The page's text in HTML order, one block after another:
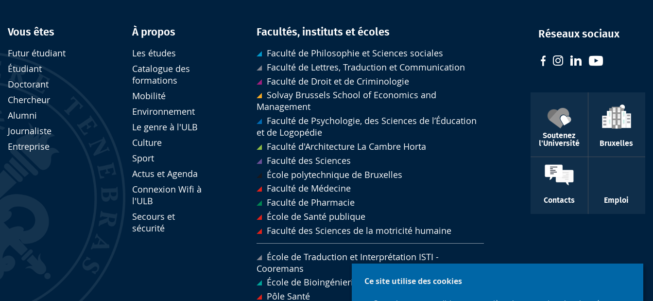
Ce site utilise des cookies
Vous êtes
Futur étudiant
Étudiant
Doctorant
Chercheur
Alumni
Journaliste
Entreprise
À propos
Les études
Catalogue des
formations
Mobilité
Environnement
Le genre à l'ULB
Culture
Sport
Actus et Agenda
Connexion Wifi à
l'ULB
Secours et
sécurité
Facultés, instituts et écoles
Faculté de Philosophie et Sciences sociales
Faculté de Lettres, Traduction et Communication
Faculté de Droit et de Criminologie
Solvay Brussels School of Economics and
Management
Faculté de Psychologie, des Sciences de l’Éducation
et de Logopédie
Faculté d'Architecture La Cambre Horta
Faculté des Sciences
École polytechnique de Bruxelles
Faculté de Médecine
Faculté de Pharmacie
École de Santé publique
Faculté des Sciences de la motricité humaine
École de Traduction et Interprétation ISTI -
Cooremans
École de Bioingénierie de Bruxelles
Pôle Santé
Réseaux sociaux
Soutenez
l'Université
Bruxelles
Contacts Emploi